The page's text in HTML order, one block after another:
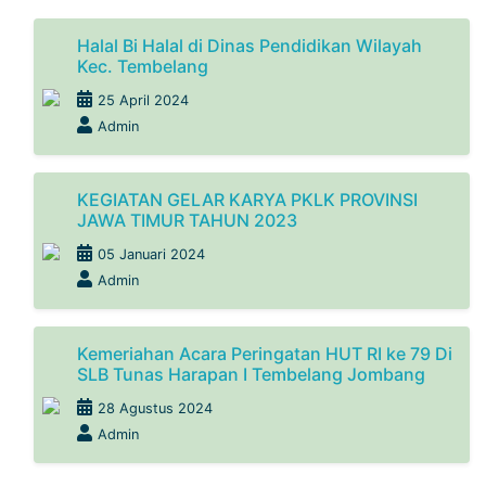
Halal Bi Halal di Dinas Pendidikan Wilayah
Kec. Tembelang
25 April 2024
Admin
KEGIATAN GELAR KARYA PKLK PROVINSI
JAWA TIMUR TAHUN 2023
05 Januari 2024
Admin
Kemeriahan Acara Peringatan HUT RI ke 79 Di
SLB Tunas Harapan I Tembelang Jombang
28 Agustus 2024
Admin